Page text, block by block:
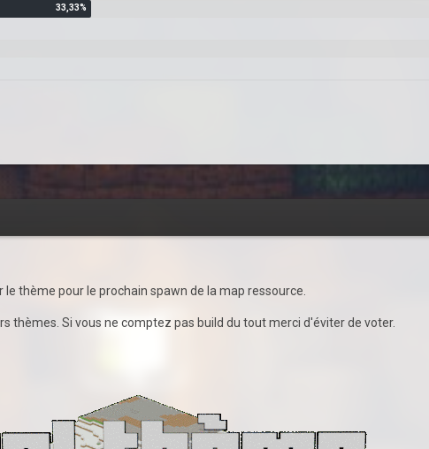
thème pour le prochain spawn de la map ressource.
thèmes. Si vous ne comptez pas build du tout merci d'éviter de voter.